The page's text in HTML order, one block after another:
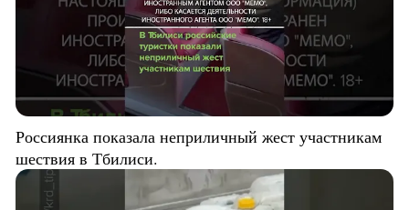
Россиянка показала неприличный жест участникам
шествия в Тбилиси.